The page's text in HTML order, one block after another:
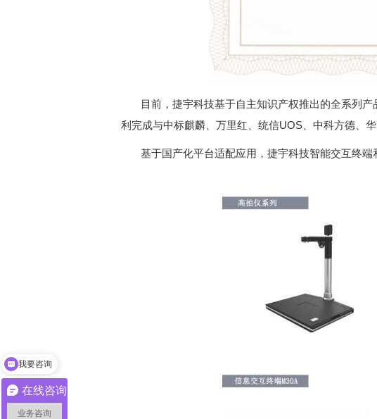
目前，捷宇科技基于自主知识产权推出的全系列
利完成与中标麒麟、万里红、统信UOS、中科方德、
基于国产化平台适配应用，捷宇科技智能交互终
在线咨询
业务咨询
我要咨询